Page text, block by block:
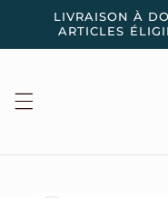
passer
contenu
LIVRAISON À
ARTICLES
Passer aux